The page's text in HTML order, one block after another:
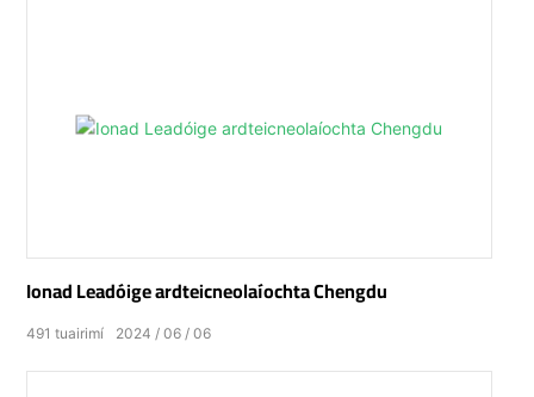
Ionad Leadóige ardteicneolaíochta Chengdu
2024 06 06
491 tuairimí